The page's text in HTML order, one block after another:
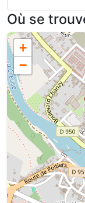
Où se
+
−